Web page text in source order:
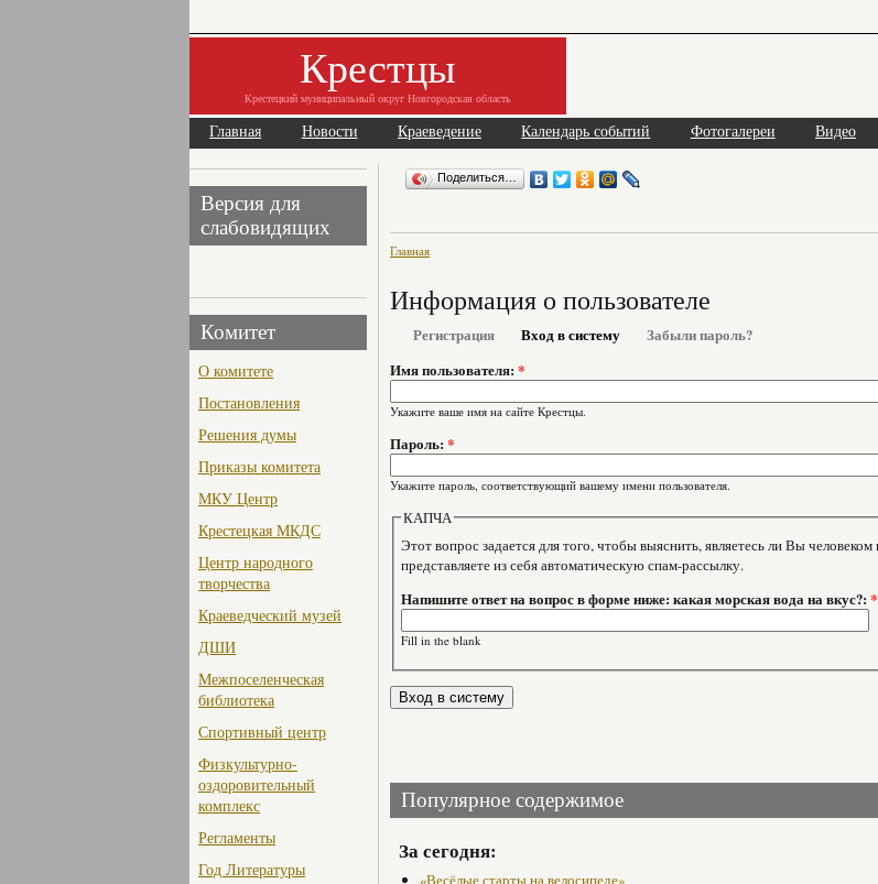
Крестцы
Крестецкий муниципальный округ Новгородская область
Главная Новости Краеведение Календарь событий Фотогалереи Видео
Версия для
слабовидящих
Комитет
О комитете
Постановления
Решения думы
Приказы комитета
МКУ Центр
Крестецкая МКДС
Центр народного
творчества
Краеведческий музей
ДШИ
Межпоселенческая
библиотека
Спортивный центр
Физкультурно-
оздоровительный
комплекс
Регламенты
Год Литературы
Поделиться…
Главная
Информация о пользователе
Регистрация Вход в систему
Забыли пароль?
Имя пользователя: *
Укажите ваше имя на сайте Крестцы.
Пароль: *
Укажите пароль, соответствующий вашему имени пользователя.
КАПЧА
Этот вопрос задается для того, чтобы выяснить, являетесь ли Вы человеком или
представляете из себя автоматическую спам-рассылку.
Напишите ответ на вопрос в форме ниже: какая морская вода на вкус?:*
Fill in the blank
Популярное содержимое
За сегодня:
«Весёлые старты на велосипеде»